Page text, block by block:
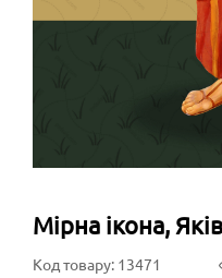
Мірна ікона,
Код товару: 13471